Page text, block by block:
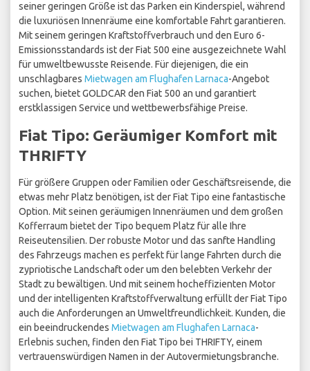
seiner geringen Größe ist das Parken ein Kinderspiel, während
die luxuriösen Innenräume eine komfortable Fahrt garantieren.
Mit seinem geringen Kraftstoffverbrauch und den Euro 6-
Emissionsstandards ist der Fiat 500 eine ausgezeichnete Wahl
für umweltbewusste Reisende. Für diejenigen, die ein
unschlagbares Mietwagen am Flughafen Larnaca-Angebot
suchen, bietet GOLDCAR den Fiat 500 an und garantiert
erstklassigen Service und wettbewerbsfähige Preise.
Fiat Tipo: Geräumiger Komfort mit
THRIFTY
Für größere Gruppen oder Familien oder Geschäftsreisende, die
etwas mehr Platz benötigen, ist der Fiat Tipo eine fantastische
Option. Mit seinen geräumigen Innenräumen und dem großen
Kofferraum bietet der Tipo bequem Platz für alle Ihre
Reiseutensilien. Der robuste Motor und das sanfte Handling
des Fahrzeugs machen es perfekt für lange Fahrten durch die
zypriotische Landschaft oder um den belebten Verkehr der
Stadt zu bewältigen. Und mit seinem hocheffizienten Motor
und der intelligenten Kraftstoffverwaltung erfüllt der Fiat Tipo
auch die Anforderungen an Umweltfreundlichkeit. Kunden, die
ein beeindruckendes Mietwagen am Flughafen Larnaca-
Erlebnis suchen, finden den Fiat Tipo bei THRIFTY, einem
vertrauenswürdigen Namen in der Autovermietungsbranche.